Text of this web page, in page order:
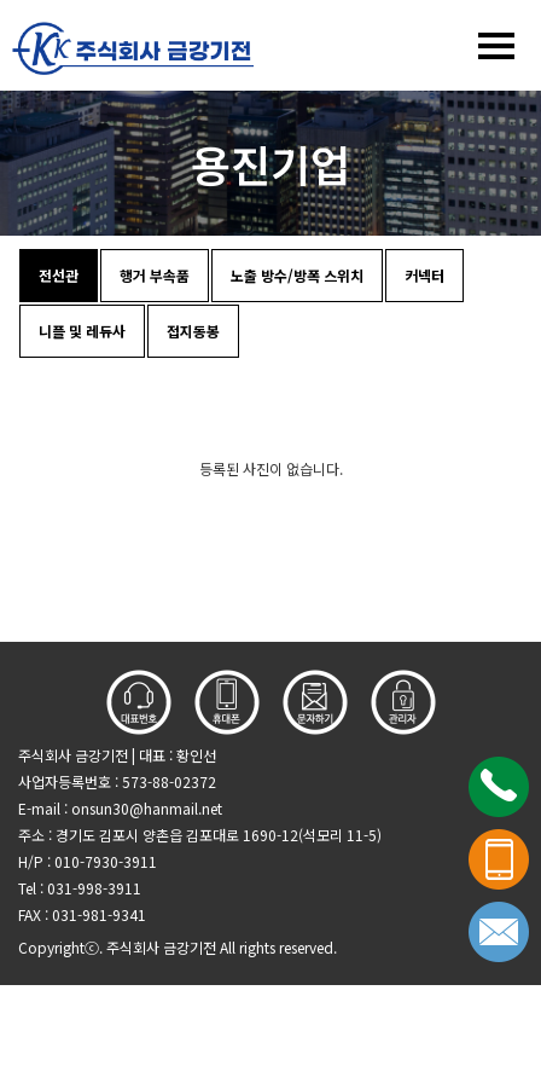
용진기업
전선관 행거 부속품 노출 방수/방폭 스위치 커넥터
니플 및 레듀사 접지동봉
등록된 사진이 없습니다.
주식회사 금강기전 | 대표 : 황인선
사업자등록번호 : 573-88-02372
E-mail : onsun30@hanmail.net
주소 : 경기도 김포시 양촌읍 김포대로 1690-12(석모리 11-5)
H/P : 010-7930-3911
Tel : 031-998-3911
FAX : 031-981-9341
Copyrightⓒ. 주식회사 금강기전 All rights reserved.